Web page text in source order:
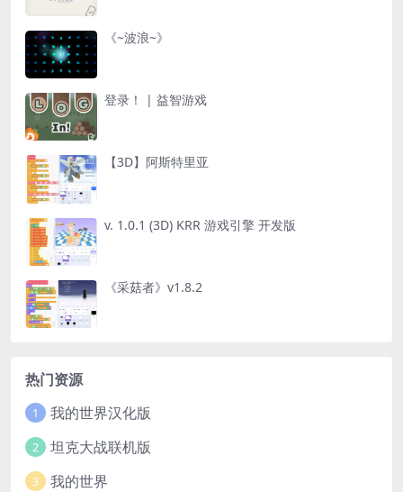
《~波浪~》
登录！ | 益智游戏
【3D】阿斯特里亚
v. 1.0.1 (3D) KRR 游戏引擎 开发版
《采菇者》v1.8.2
热门资源
1 我的世界汉化版
2 坦克大战联机版
3 我的世界